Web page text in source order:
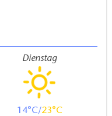
Dienstag
14 23